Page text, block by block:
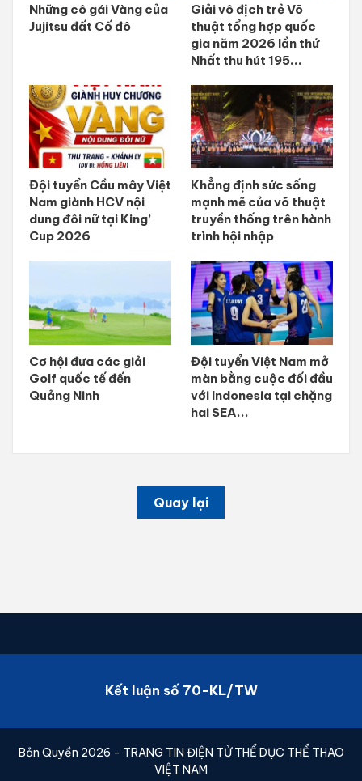
Những cô gái Vàng của
Jujitsu đất Cố đô
Giải vô địch trẻ Võ
thuật tổng hợp quốc
gia năm 2026 lần thứ
Nhất thu hút 195...
Đội tuyển Cầu mây Việt
Nam giành HCV nội
dung đôi nữ tại King’
Cup 2026
Khẳng định sức sống
mạnh mẽ của võ thuật
truyền thống trên hành
trình hội nhập
Cơ hội đưa các giải
Golf quốc tế đến
Quảng Ninh
Đội tuyển Việt Nam mở
màn bằng cuộc đối đầu
với Indonesia tại chặng
hai SEA...
Quay lại
Kết luận số 70-KL/TW
Bản Quyền 2026 - TRANG TIN ĐIỆN TỬ THỂ DỤC THỂ THAO
VIỆT NAM